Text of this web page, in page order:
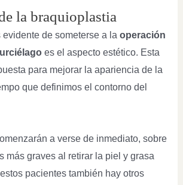
la braquioplastia
de someterse a la operación
es el aspecto estético. Esta
para mejorar la apariencia de la
que definimos el contorno del
a verse de inmediato, sobre
más graves al retirar la piel y grasa
pacientes también hay otros